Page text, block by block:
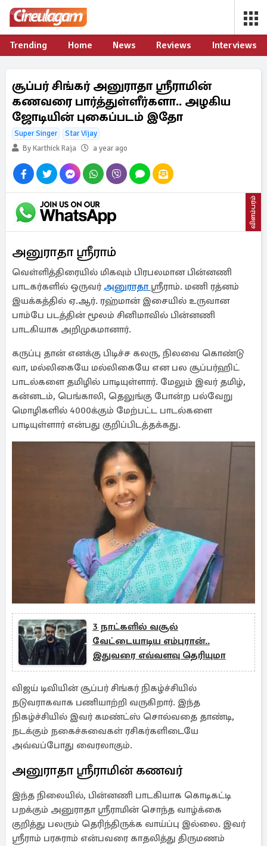
Trending Home News Reviews Interviews
சூப்பர் சிங்கர் அனுராதா ஸ்ரீராமின்
கணவரை பார்த்துள்ளீர்களா.. அழகிய
ஜோடியின் புகைப்படம் இதோ
Super Singer
Star Vijay
By Karthick Raja
a year ago
விளம்பரம்
அனுராதா ஸ்ரீராம்
வெள்ளித்திரையில் மிகவும் பிரபலமான பின்னணி
பாடகர்களில் ஒருவர் அனுராதா ஸ்ரீராம். மணி ரத்னம்
இயக்கத்தில் ஏ.ஆர். ரஹ்மான் இசையில் உருவான
பாம்பே படத்தின் மூலம் சினிமாவில் பின்னணி
பாடகியாக அறிமுகமானார்.
கருப்பு தான் எனக்கு பிடிச்ச கலரு, நிலவை கொண்டு
வா, மல்லிகையே மல்லிகையே என பல சூப்பர்ஹிட்
பாடல்களை தமிழில் பாடியுள்ளார். மேலும் இவர் தமிழ்,
கன்னடம், பெங்காலி, தெலுங்கு போன்ற பல்வேறு
மொழிகளில் 4000க்கும் மேற்பட்ட பாடல்களை
பாடியுள்ளார் என்பது குறிப்பிடத்தக்கது.
3 நாட்களில் வசூல்
வேட்டையாடிய எம்புரான்..
இதுவரை எவ்வளவு தெரியுமா
விஜய் டிவியின் சூப்பர் சிங்கர் நிகழ்ச்சியில்
நடுவராகவாக பணியாற்றி வருகிறார். இந்த
நிகழ்ச்சியில் இவர் கமண்ட்ஸ் சொல்வதை தாண்டி,
நடக்கும் நகைச்சுவைகள் ரசிகர்களிடையே
அவ்வப்போது வைரலாகும்.
அனுராதா ஸ்ரீராமின் கணவர்
இந்த நிலையில், பின்னணி பாடகியாக கொடிகட்டி
பறக்கும் அனுராதா ஸ்ரீராமின் சொந்த வாழ்க்கை
குறித்து பலரும் தெரிந்திருக்க வாய்ப்பு இல்லை. இவர்
ஸ்ரீராம் பரசுராம் என்பவரை காதலித்து திருமணம்